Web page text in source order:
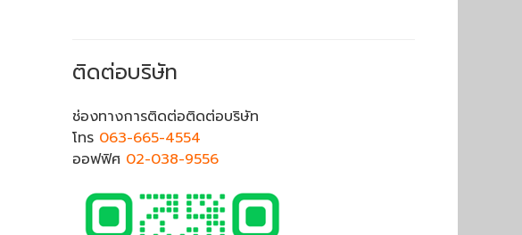
ติดต่อบริษัท
ช่องทางการติดต่อติดต่อบริษัท
โทร 063-665-4554
ออฟฟิศ 02-038-9556